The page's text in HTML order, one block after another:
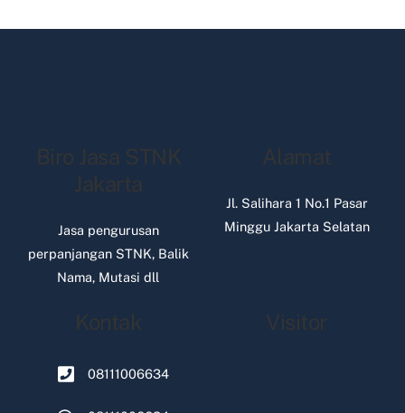
Biro Jasa STNK
Jakarta
Jasa pengurusan
perpanjangan STNK, Balik
Nama, Mutasi dll
Alamat
Jl. Salihara 1 No.1 Pasar
Minggu Jakarta Selatan
Kontak
08111006634
Visitor